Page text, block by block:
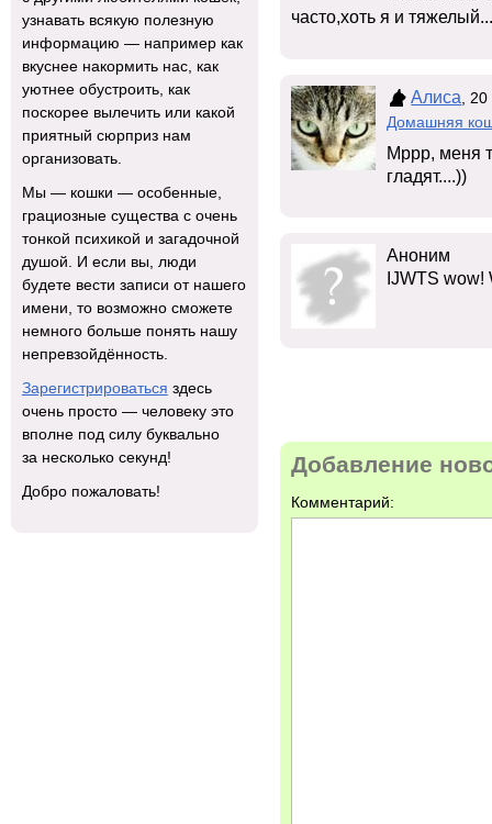
часто,хоть я и
Алиса ,
Домашняя
Мррр, меня
гладят....))
Аноним
IJWTS wow!
Добавление
Комментарий:
узнавать всякую полезную
информацию — например как
вкуснее накормить нас, как
уютнее обустроить, как
поскорее вылечить или какой
приятный сюрприз нам
организовать.
Мы — кошки — особенные,
грациозные существа с очень
тонкой психикой и загадочной
душой. И если вы, люди
будете вести записи от нашего
имени, то возможно сможете
немного больше понять нашу
непревзойдённость.
Зарегистрироваться здесь
очень просто — человеку это
вполне под силу буквально
за несколько секунд!
Добро пожаловать!